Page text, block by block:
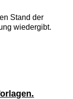
Stand der
wiedergibt.